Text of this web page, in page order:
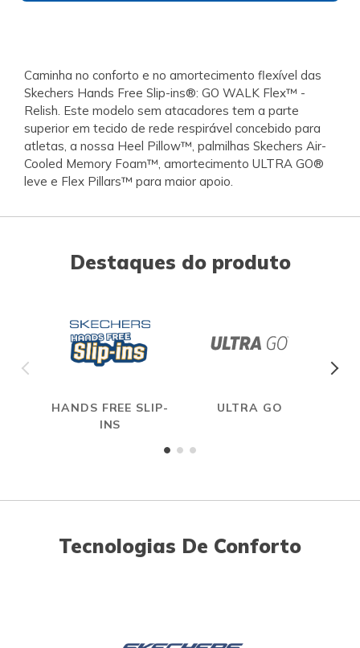
Caminha no conforto e no amortecimento flexível das
Skechers Hands Free Slip-ins®: GO WALK Flex™ -
Relish. Este modelo sem atacadores tem a parte
superior em tecido de rede respirável concebido para
atletas, a nossa Heel Pillow™, palmilhas Skechers Air-
Cooled Memory Foam™, amortecimento ULTRA GO®
leve e Flex Pillars™ para maior apoio.
Destaques do produto
HANDS FREE SLIP-
INS
ULTRA GO
Tecnologias De Conforto